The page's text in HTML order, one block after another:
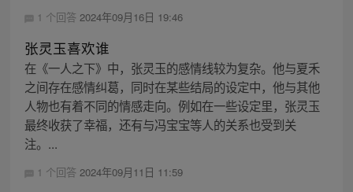
1 个回答 2024年09月16日 19:46
张灵玉喜欢谁
在《一人之下》中，张灵玉的感情线较为复杂。他与夏禾
之间存在感情纠葛，同时在某些结局的设定中，他与其他
人物也有着不同的情感走向。例如在一些设定里，张灵玉
最终收获了幸福，还有与冯宝宝等人的关系也受到关
注。...
1 个回答 2024年09月11日 11:59